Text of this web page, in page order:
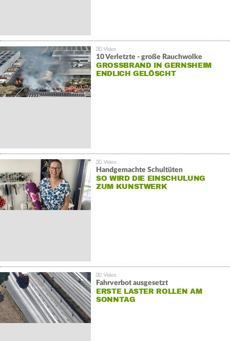
10 Verletzte - große Rauchwolke
GROSSBRAND IN GERNSHEIM E
NDLICH GELÖSCHT
Handgemachte Schultüten
SO WIRD DIE EINSCHULUNG
ZUM KUNSTWERK
Fahrverbot ausgesetzt
ERSTE LASTER ROLLEN AM
SONNTAG